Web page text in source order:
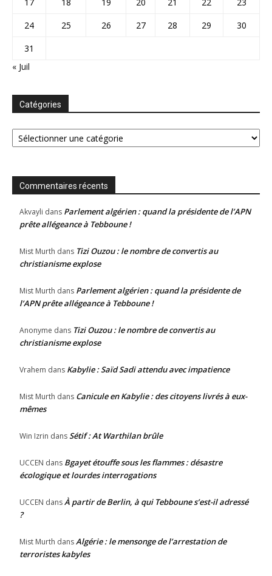
24
25 26 27 28 29
30
31
« Juil
Catégories
Catégories
Commentaires récents
Akvayli dans Parlement algérien : quand la présidente de l’APN
prête allégeance à Tebboune !
Mist Murth dans Tizi Ouzou : le nombre de convertis au
christianisme explose
Mist Murth dans Parlement algérien : quand la présidente de
l’APN prête allégeance à Tebboune !
Anonyme dans Tizi Ouzou : le nombre de convertis au
christianisme explose
Vrahem dans Kabylie : Saïd Sadi attendu avec impatience
Mist Murth dans Canicule en Kabylie : des citoyens livrés à eux-
mêmes
Win Izrin dansSétif : At Warthilan brûle
UCCEN dans Bgayet étouffe sous les flammes : désastre
écologique et lourdes interrogations
UCCEN dansÀ partir de Berlin, à qui Tebboune s’est-il adressé
?
Mist Murth dansAlgérie : le mensonge de l’arrestation de
terroristes kabyles